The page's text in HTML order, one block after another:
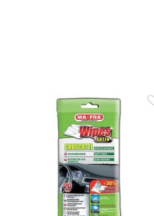
Mikrofasertuch aufzutragen und
empfindliche Oberflächen zu
Flächen geeignet. Für ein
Rückstände zu vermeiden.